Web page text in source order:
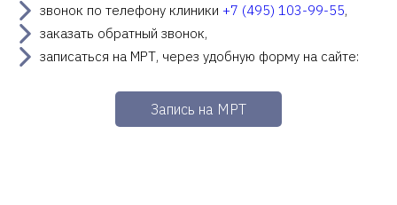
звонок по телефону клиники +7 (495) 103-99-55,
заказать обратный звонок,
записаться на МРТ, через удобную форму на сайте:
Запись на МРТ